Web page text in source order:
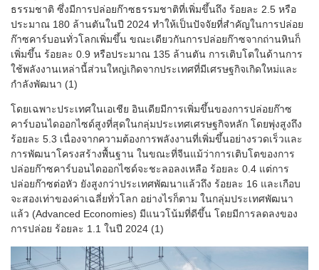
ธรรมชาติ ซึ่งมีการปล่อยก๊าซธรรมชาติที่เพิ่มขึ้นถึง ร้อยละ 2.5 หรือ
ประมาณ 180 ล้านตันในปี 2024 ทำให้เป็นปัจจัยที่สำคัญในการปล่อย
ก๊าซคาร์บอนทั่วโลกเพิ่มขึ้น ขณะเดียวกันการปล่อยก๊าซจากถ่านหินก็
เพิ่มขึ้น ร้อยละ 0.9 หรือประมาณ 135 ล้านตัน การเติบโตในด้านการ
ใช้พลังงานเหล่านี้ส่วนใหญ่เกิดจากประเทศที่มีเศรษฐกิจเกิดใหม่และ
กำลังพัฒนา (1)
โดยเฉพาะประเทศในเอเชีย อินเดียมีการเพิ่มขึ้นของการปล่อยก๊าซ
คาร์บอนไดออกไซด์สูงที่สุดในกลุ่มประเทศเศรษฐกิจหลัก โดยพุ่งสูงถึง
ร้อยละ 5.3 เนื่องจากความต้องการพลังงานที่เพิ่มขึ้นอย่างรวดเร็วและ
การพัฒนาโครงสร้างพื้นฐาน ในขณะที่จีนแม้ว่าการเติบโตของการ
ปล่อยก๊าซคาร์บอนไดออกไซด์จะชะลอลงเหลือ ร้อยละ 0.4 แต่การ
ปล่อยก๊าซต่อหัว ยังสูงกว่าประเทศพัฒนาแล้วถึง ร้อยละ 16 และเกือบ
จะสองเท่าของค่าเฉลี่ยทั่วโลก อย่างไรก็ตาม ในกลุ่มประเทศพัฒนา
แล้ว (Advanced Economies) มีแนวโน้มที่ดีขึ้น โดยมีการลดลงของ
การปล่อย ร้อยละ 1.1 ในปี 2024 (1)